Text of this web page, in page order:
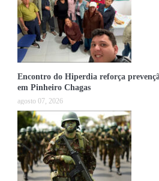
Encontro do Hiperdia reforça
em Pinheiro Chagas
agosto 07, 2026